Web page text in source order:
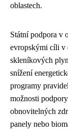
oblastech.
Státní podpora v
evropskými cíli v
skleníkových
snížení
programy
možnosti
obnovitelných
panely nebo